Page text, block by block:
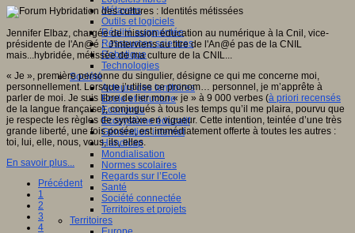
Métavers
Outils et logiciels
Réalité augmentée
Ressources sciences
Robotique
Technologies
Société
Acteurs des territoires
Ecole et structure
Economie
Ecosystème éducatif
Génération internet
Handicap
Mondialisation
Normes scolaires
Regards sur l’Ecole
Santé
Société connectée
Territoires et projets
Territoires
Jennifer Elbaz, chargée de mission éducation au numérique à la Cnil, vice-
présidente de l'An@é : J'interviens au titre de l'An@é pas de la CNIL
mais...hybridée, métissée de ma culture de la CNIL...
« Je », première personne du singulier, désigne ce qui me concerne moi,
personnellement. Lorsque j’utilise ce pronom… personnel, je m’apprête à
parler de moi. Je suis libre de lier mon « je » à 9 000 verbes (à priori recensés
de la langue française), conjugués à tous les temps qu’il me plaira, pourvu que
je respecte les règles de syntaxe en vigueur. Cette intention, teintée d’une très
grande liberté, une fois posée, est immédiatement offerte à toutes les autres :
toi, lui, elle, nous, vous, ils, elles.
En savoir plus...
Précédent
1
2
3
4